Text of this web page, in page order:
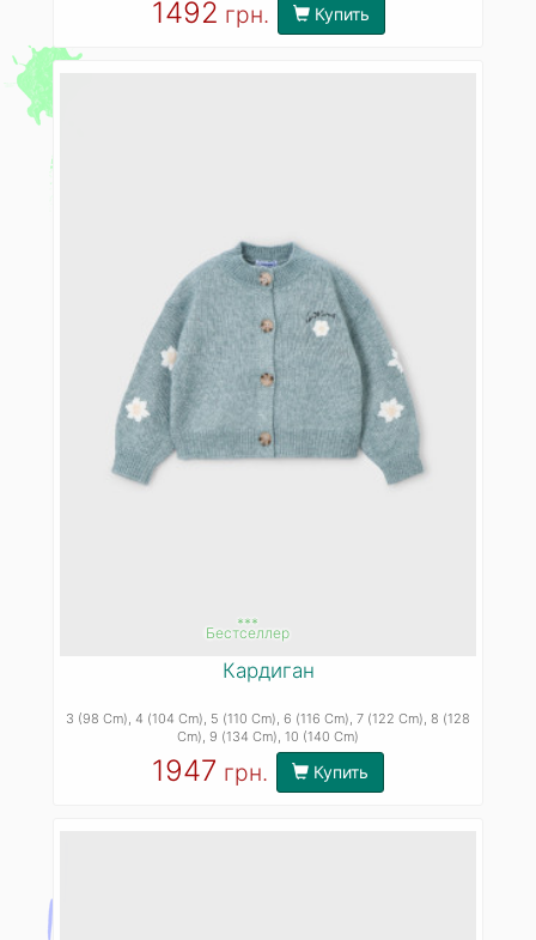
1492 грн. Купить
***
Бестселлер
Кардиган
3 (98 Cm), 4 (104 Cm), 5 (110 Cm), 6 (116 Cm), 7 (122 Cm), 8 (128
Cm), 9 (134 Cm), 10 (140 Cm)
1947 грн. Купить